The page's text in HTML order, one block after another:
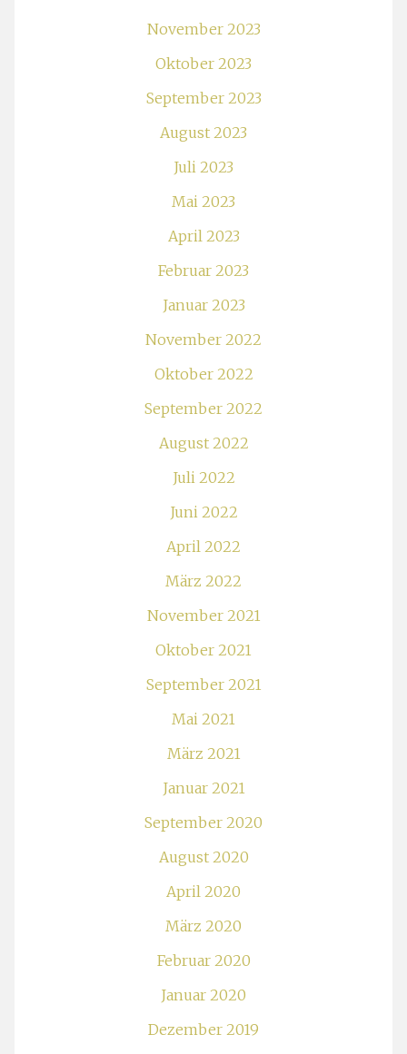
November 2023
Oktober 2023
September 2023
August 2023
Juli 2023
Mai 2023
April 2023
Februar 2023
Januar 2023
November 2022
Oktober 2022
September 2022
August 2022
Juli 2022
Juni 2022
April 2022
März 2022
November 2021
Oktober 2021
September 2021
Mai 2021
März 2021
Januar 2021
September 2020
August 2020
April 2020
März 2020
Februar 2020
Januar 2020
Dezember 2019